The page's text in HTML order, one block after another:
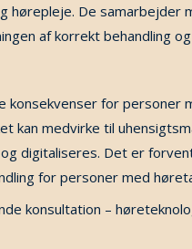
De samarbejder
af korrekt behandling
konsekvenser for personer
kan medvirke til
digitaliseres. Det er
for personer med
konsultation –